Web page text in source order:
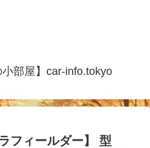
小部屋】car-info.tokyo
フィールダー】 型